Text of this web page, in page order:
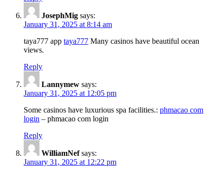
JosephMig says:
January 31, 2025 at 8:14 am
taya777 app taya777 Many casinos have beautiful ocean
views.
Reply
Lannymew says:
January 31, 2025 at 12:05 pm
Some casinos have luxurious spa facilities.: phmacao com
login – phmacao com login
Reply
WilliamNef says:
January 31, 2025 at 12:22 pm